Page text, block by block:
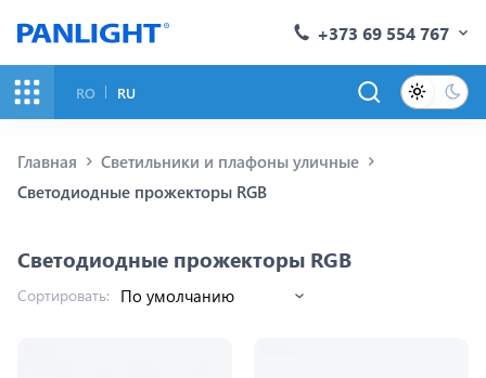
+373 69 554 767
RO RU
Главная
Светильники и плафоны уличные
Светодиодные прожекторы RGB
Светодиодные прожекторы RGB
Сортировать: